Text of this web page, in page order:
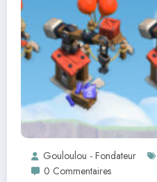
Gouloulou - Fondateur
0 Commentaires